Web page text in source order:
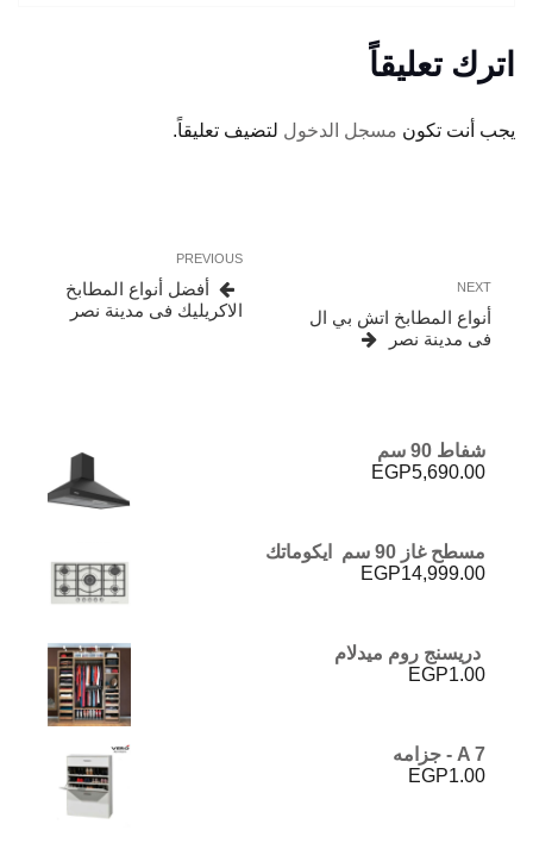
اترك تعليقاً
يجب أنت تكون مسجل الدخول لتضيف تعليقاً.
المقالات
Previous
Post
PREVIOUS
أفضل أنواع المطابخ
الاكريليك فى مدينة نصر
Next
Post
NEXT
أنواع المطابخ اتش بي ال
فى مدينة نصر
شفاط 90 سم
EGP5,690.00
مسطح غاز 90 سم ايكوماتك
EGP14,999.00
دريسنج روم ميدلام
EGP1.00
A 7 - جزامه
EGP1.00